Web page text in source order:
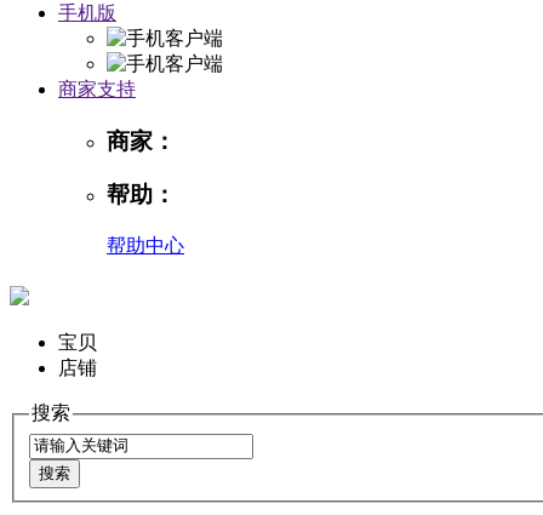
手机版
商家支持
商家：
帮助：
帮助中心
宝贝
店铺
搜索